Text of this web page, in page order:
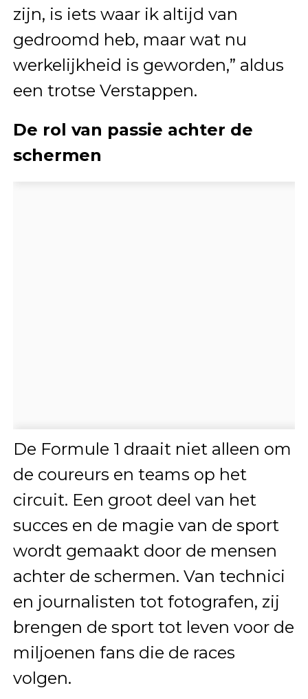
zijn, is iets waar ik altijd van
gedroomd heb, maar wat nu
werkelijkheid is geworden,” aldus
een trotse Verstappen.
De rol van passie achter de
schermen
De Formule 1 draait niet alleen om
de coureurs en teams op het
circuit. Een groot deel van het
succes en de magie van de sport
wordt gemaakt door de mensen
achter de schermen. Van technici
en journalisten tot fotografen, zij
brengen de sport tot leven voor de
miljoenen fans die de races
volgen.